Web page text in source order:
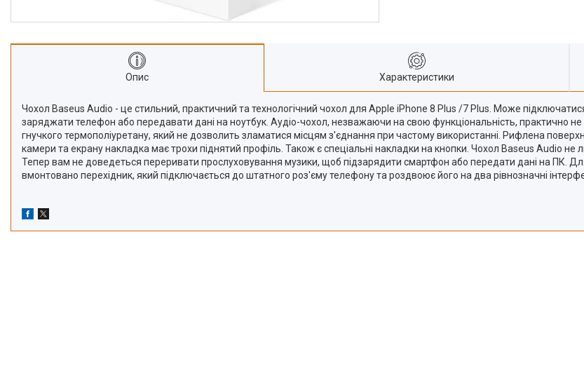
Опис Характеристики
Чохол Baseus Audio - це стильний, практичний та технологічний чохол для Apple iPhone 8 Plus /7 Plus. Може
заряджати телефон або передавати дані на ноутбук. Аудіо-чохол, незважаючи на свою функціональність, практично
гнучкого термополіуретану, який не дозволить зламатися місцям з'єднання при частому використанні. Рифлена
камери та екрану накладка має трохи піднятий профіль. Також є спеціальні накладки на кнопки. Чохол Baseus Audio не
Тепер вам не доведеться переривати прослуховування музики, щоб підзарядити смартфон або передати дані на ПК.
вмонтовано перехідник, який підключається до штатного роз'єму телефону та роздвоює його на два рівнозначні